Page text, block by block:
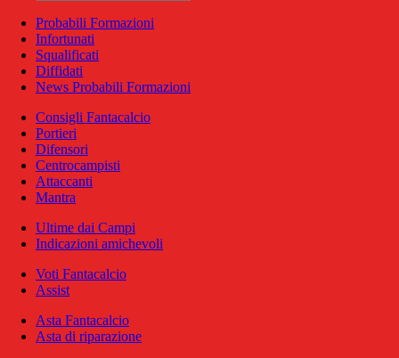
Probabili Formazioni
Infortunati
Squalificati
Diffidati
News Probabili Formazioni
Consigli Fantacalcio
Portieri
Difensori
Centrocampisti
Attaccanti
Mantra
Ultime dai Campi
Indicazioni amichevoli
Voti Fantacalcio
Assist
Asta Fantacalcio
Asta di riparazione